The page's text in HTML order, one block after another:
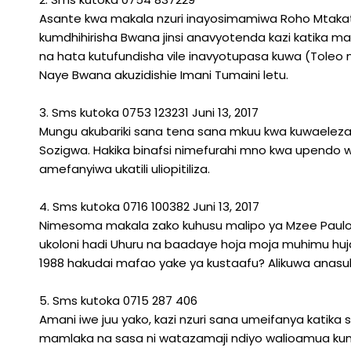
Asante kwa makala nzuri inayosimamiwa Roho
kumdhihirisha Bwana jinsi anavyotenda kazi katika
na hata kutufundisha vile inavyotupasa kuwa (Toleo
Naye Bwana akuzidishie Imani Tumaini letu.
3. Sms kutoka 0753 123231 Juni 13, 2017
Mungu akubariki sana tena sana mkuu kwa
Sozigwa. Hakika binafsi nimefurahi mno kwa
amefanyiwa ukatili uliopitiliza.
4. Sms kutoka 0716 100382 Juni 13, 2017
Nimesoma makala zako kuhusu malipo ya Mzee
ukoloni hadi Uhuru na baadaye hoja moja muhimu
1988 hakudai mafao yake ya kustaafu? Alikuwa
5. Sms kutoka 0715 287 406
Amani iwe juu yako, kazi nzuri sana umeifanya
mamlaka na sasa ni watazamaji ndiyo walioamua